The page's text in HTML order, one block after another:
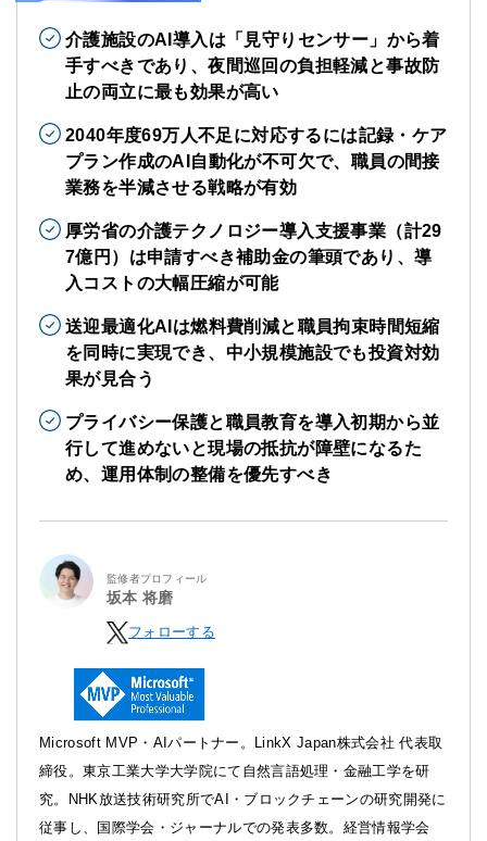
介護施設のAI導入は「見守りセンサー」から着
手すべきであり、夜間巡回の負担軽減と事故防
止の両立に最も効果が高い
2040年度69万人不足に対応するには記録・ケア
プラン作成のAI自動化が不可欠で、職員の間接
業務を半減させる戦略が有効
厚労省の介護テクノロジー導入支援事業（計29
7億円）は申請すべき補助金の筆頭であり、導
入コストの大幅圧縮が可能
送迎最適化AIは燃料費削減と職員拘束時間短縮
を同時に実現でき、中小規模施設でも投資対効
果が見合う
プライバシー保護と職員教育を導入初期から並
行して進めないと現場の抵抗が障壁になるた
め、運用体制の整備を優先すべき
監修者プロフィール
坂本 将磨
フォローする
Microsoft MVP・AIパートナー。LinkX Japan株式会社 代表取
締役。東京工業大学大学院にて自然言語処理・金融工学を研
究。NHK放送技術研究所でAI・ブロックチェーンの研究開発に
従事し、国際学会・ジャーナルでの発表多数。経営情報学会